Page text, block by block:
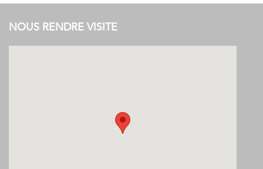
NOUS RENDRE VISITE